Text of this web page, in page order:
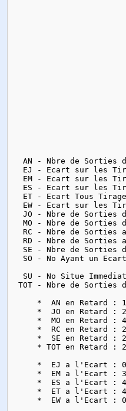
AN - Nbre de Sorties
EJ - Ecart sur les
EM - Ecart sur les
ES - Ecart sur les
ET - Ecart Tous
EW - Ecart sur les
JO - Nbre de Sorties
MO - Nbre de Sorties
RC - Nbre de Sorties
RD - Nbre de Sorties
SE - Nbre de Sorties
SO - No Ayant un
SU - No Situe
TOT - Nbre de Sorties
*  AN en Retard :
*  JO en Retard :
*  MO en Retard :
*  RC en Retard :
*  SE en Retard :
* TOT en Retard :
*  EJ a l'Ecart :
*  EM a l'Ecart :
*  ES a l'Ecart :
*  ET a l'Ecart :
*  EW a l'Ecart :